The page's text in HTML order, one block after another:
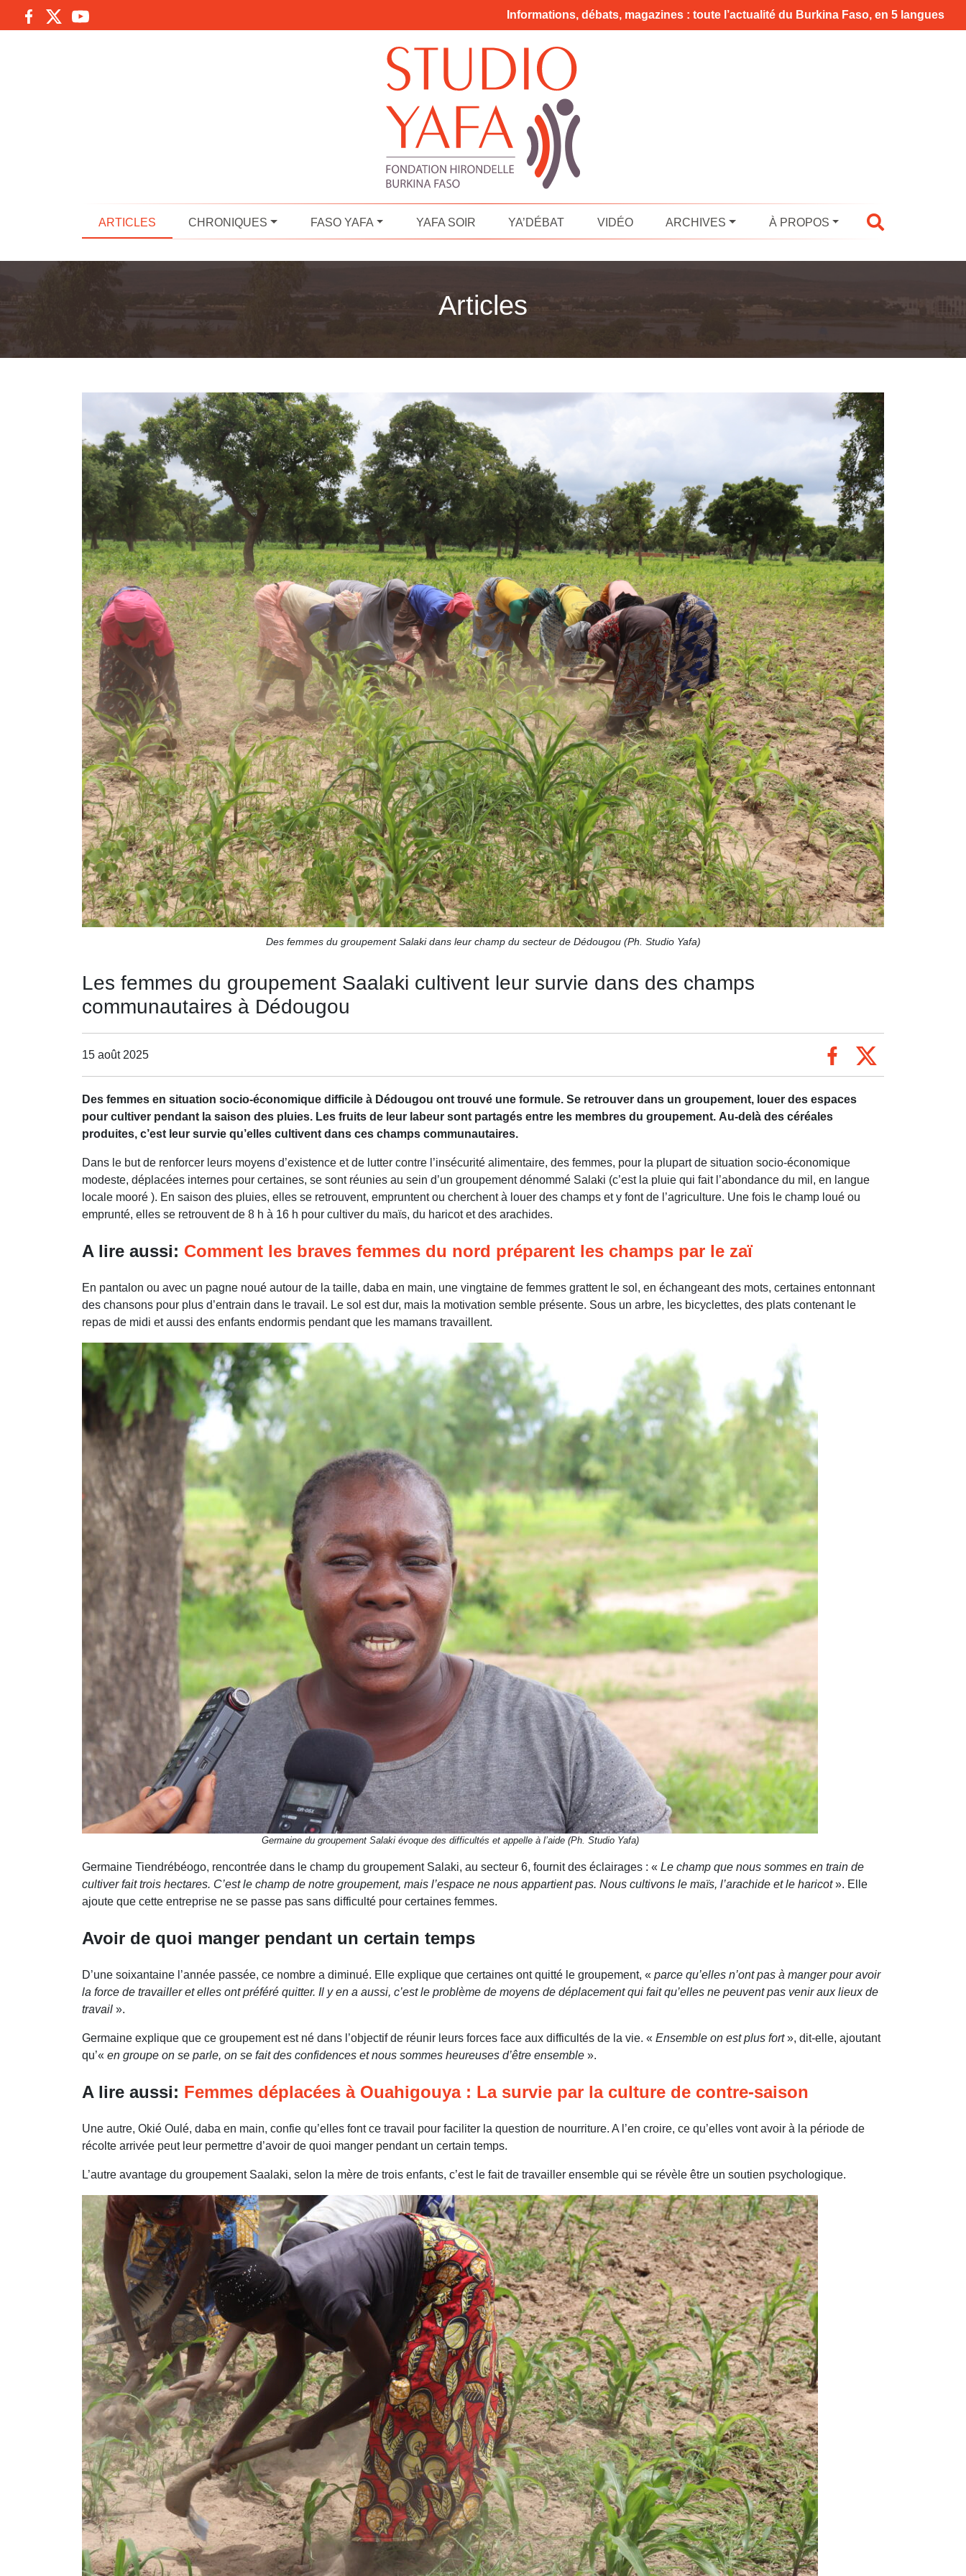
Informations, débats, magazines : toute l’actualité du Burkina Faso, en 5 langues
ARTICLES CHRONIQUES FASO YAFA YAFA SOIR YA’DÉBAT VIDÉO ARCHIVES À PROPOS
Articles
Des femmes du groupement Salaki dans leur champ du secteur de Dédougou (Ph. Studio Yafa)
Les femmes du groupement Saalaki cultivent leur survie dans des champs
communautaires à Dédougou
15 août 2025
Des femmes en situation socio-économique difficile à Dédougou ont trouvé une formule. Se retrouver dans un groupement, louer des espaces
pour cultiver pendant la saison des pluies. Les fruits de leur labeur sont partagés entre les membres du groupement. Au-delà des céréales
produites, c’est leur survie qu’elles cultivent dans ces champs communautaires.
Dans le but de renforcer leurs moyens d’existence et de lutter contre l’insécurité alimentaire, des femmes, pour la plupart de situation socio-économique
modeste, déplacées internes pour certaines, se sont réunies au sein d’un groupement dénommé Salaki (c’est la pluie qui fait l’abondance du mil, en langue
locale mooré ). En saison des pluies, elles se retrouvent, empruntent ou cherchent à louer des champs et y font de l’agriculture. Une fois le champ loué ou
emprunté, elles se retrouvent de 8 h à 16 h pour cultiver du maïs, du haricot et des arachides.
A lire aussi: Comment les braves femmes du nord préparent les champs par le zaï
En pantalon ou avec un pagne noué autour de la taille, daba en main, une vingtaine de femmes grattent le sol, en échangeant des mots, certaines entonnant
des chansons pour plus d’entrain dans le travail. Le sol est dur, mais la motivation semble présente. Sous un arbre, les bicyclettes, des plats contenant le
repas de midi et aussi des enfants endormis pendant que les mamans travaillent.
Germaine du groupement Salaki évoque des difficultés et appelle à l’aide (Ph. Studio Yafa)
Germaine Tiendrébéogo, rencontrée dans le champ du groupement Salaki, au secteur 6, fournit des éclairages : « Le champ que nous sommes en train de
cultiver fait trois hectares. C’est le champ de notre groupement, mais l’espace ne nous appartient pas. Nous cultivons le maïs, l’arachide et le haricot». Elle
ajoute que cette entreprise ne se passe pas sans difficulté pour certaines femmes.
Avoir de quoi manger pendant un certain temps
D’une soixantaine l’année passée, ce nombre a diminué. Elle explique que certaines ont quitté le groupement, « parce qu’elles n’ont pas à manger pour avoir
la force de travailler et elles ont préféré quitter. Il y en a aussi, c’est le problème de moyens de déplacement qui fait qu’elles ne peuvent pas venir aux lieux de
travail ».
Germaine explique que ce groupement est né dans l’objectif de réunir leurs forces face aux difficultés de la vie. « Ensemble on est plus fort», dit-elle, ajoutant
qu’« en groupe on se parle, on se fait des confidences et nous sommes heureuses d’être ensemble ».
A lire aussi: Femmes déplacées à Ouahigouya : La survie par la culture de contre-saison
Une autre, Okié Oulé, daba en main, confie qu’elles font ce travail pour faciliter la question de nourriture. A l’en croire, ce qu’elles vont avoir à la période de
récolte arrivée peut leur permettre d’avoir de quoi manger pendant un certain temps.
L’autre avantage du groupement Saalaki, selon la mère de trois enfants, c’est le fait de travailler ensemble qui se révèle être un soutien psychologique.